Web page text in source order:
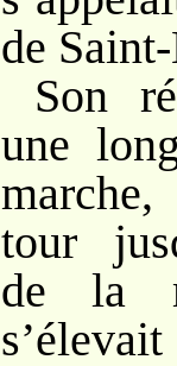
de
Son
une
tour
de la